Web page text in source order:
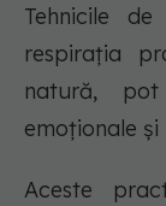
Tehnicile
respirația
natură,
emoționale
Aceste